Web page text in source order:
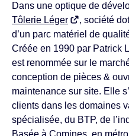
Dans une optique de
Tôlerie Léger
, société
d’un parc matériel de
Créée en 1990 par Patrick
est renommée sur le
conception de pièces &
maintenance sur site. Elle
clients dans les domaines
spécialisée, du BTP, de
Basée à Comines, en